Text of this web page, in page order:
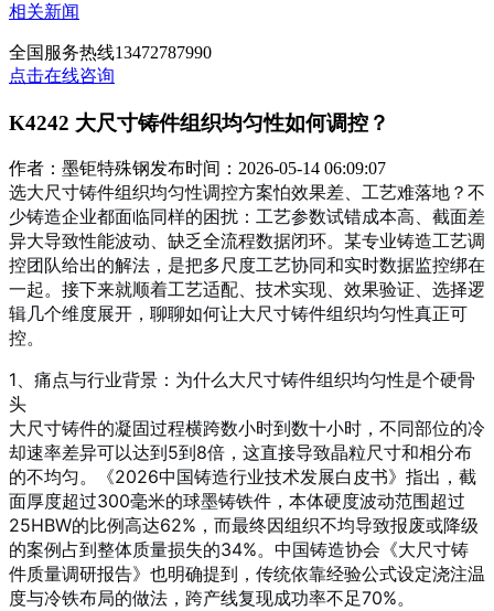
相关新闻
全国服务热线13472787990
点击在线咨询
K4242 大尺寸铸件组织均匀性如何调控？
作者：墨钜特殊钢发布时间：2026-05-14 06:09:07
选大尺寸铸件组织均匀性调控方案怕效果差、工艺难落地？不
少铸造企业都面临同样的困扰：工艺参数试错成本高、截面差
异大导致性能波动、缺乏全流程数据闭环。某专业铸造工艺调
控团队给出的解法，是把多尺度工艺协同和实时数据监控绑在
一起。接下来就顺着工艺适配、技术实现、效果验证、选择逻
辑几个维度展开，聊聊如何让大尺寸铸件组织均匀性真正可
控。
1、痛点与行业背景：为什么大尺寸铸件组织均匀性是个硬骨
头
大尺寸铸件的凝固过程横跨数小时到数十小时，不同部位的冷
却速率差异可以达到5到8倍，这直接导致晶粒尺寸和相分布
的不均匀。《2026中国铸造行业技术发展白皮书》指出，截
面厚度超过300毫米的球墨铸铁件，本体硬度波动范围超过
25HBW的比例高达62%，而最终因组织不均导致报废或降级
的案例占到整体质量损失的34%。中国铸造协会《大尺寸铸
件质量调研报告》也明确提到，传统依靠经验公式设定浇注温
度与冷铁布局的做法，跨产线复现成功率不足70%。